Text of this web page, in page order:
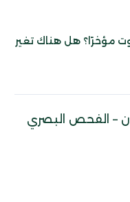
مؤخرًا؟ هل هناك تغير
– الفحص البصري